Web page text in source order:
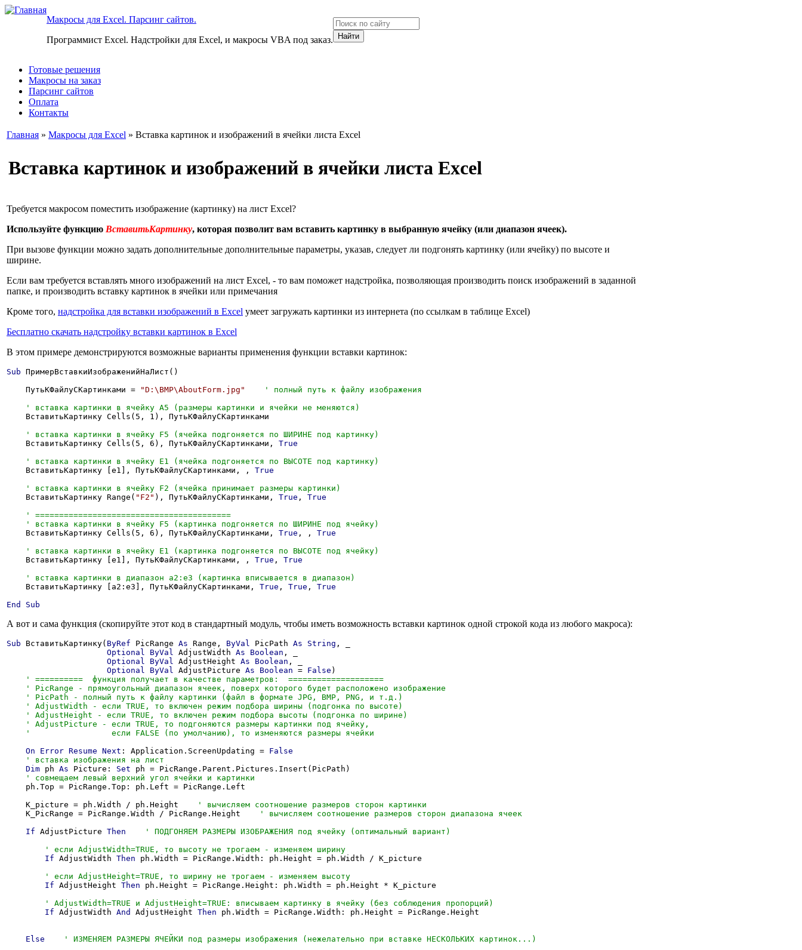
Макросы для Excel. Парсинг сайтов.
Программист Excel. Надстройки для Excel, и макросы VBA под заказ.
Готовые решения
Макросы на заказ
Парсинг сайтов
Оплата
Контакты
Главная » Макросы для Excel » Вставка картинок и изображений в ячейки листа Excel
Вставка картинок и изображений в ячейки листа Excel
Требуется макросом поместить изображение (картинку) на лист Excel?
Используйте функцию ВставитьКартинку, которая позволит вам вставить картинку в выбранную ячейку (или диапазон ячеек).
При вызове функции можно задать дополнительные дополнительные параметры, указав, следует ли подгонять картинку (или ячейку) по высоте и
ширине.
Если вам требуется вставлять много изображений на лист Excel, - то вам поможет надстройка, позволяющая производить поиск изображений в заданной
папке, и производить вставку картинок в ячейки или примечания
Кроме того, надстройка для вставки изображений в Excel умеет загружать картинки из интернета (по ссылкам в таблице Excel)
Бесплатно скачать надстройку вставки картинок в Excel
В этом примере демонстрируются возможные варианты применения функции вставки картинок:
Sub ПримерВставкиИзображенийНаЛист()
    ПутьКФайлуСКартинками =
"D:\BMP\AboutForm.jpg"
    ВставитьКартинку Cells(5, 1), ПутьКФайлуСКартинками
    ВставитьКартинку Cells(5, 6), ПутьКФайлуСКартинками,
True
    ВставитьКартинку [e1], ПутьКФайлуСКартинками, ,
True
    ВставитьКартинку Range(
"F2" ), ПутьКФайлуСКартинками, True , True
    ВставитьКартинку Cells(5, 6), ПутьКФайлуСКартинками,
True , , True
    ВставитьКартинку [e1], ПутьКФайлуСКартинками, ,
True , True
    ВставитьКартинку [a2:e3], ПутьКФайлуСКартинками,
True , True , True
End
Sub
А вот и сама функция (скопируйте этот код в стандартный модуль, чтобы иметь возможность вставки картинок одной строкой кода из любого макроса):
Sub ВставитьКартинку( ByRef PicRange As Range, ByVal PicPath As String , _
Optional
ByVal AdjustWidth As Boolean , _
Optional
ByVal AdjustHeight As Boolean , _
Optional
ByVal AdjustPicture As Boolean = False )
On
Error Resume Next : Application.ScreenUpdating = False
Dim ph As Picture: Set ph = PicRange.Parent.Pictures.Insert(PicPath)
    ph.Top = PicRange.Top: ph.Left = PicRange.Left
    K_picture = ph.Width / ph.Height
    K_PicRange = PicRange.Width / PicRange.Height
If AdjustPicture Then
If AdjustWidth Then ph.Width = PicRange.Width: ph.Height = ph.Width / K_picture
If AdjustHeight Then ph.Height = PicRange.Height: ph.Width = ph.Height * K_picture
If AdjustWidth And AdjustHeight Then ph.Width = PicRange.Width: ph.Height = PicRange.Height
Else